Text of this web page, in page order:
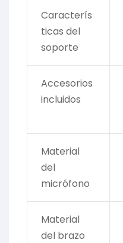
Caracterís
ticas del
soporte
Accesorios
incluidos
Material
del
micrófono
Material
del brazo